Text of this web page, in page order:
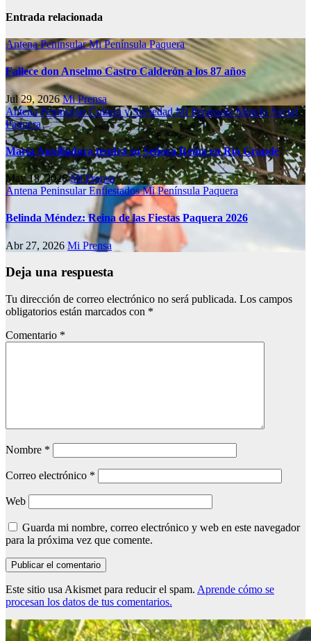
Entrada relacionada
Antena PeninsularMi PenínsulaPaquera
Fallece don Anselmo Castro Calderón a los 87 años
Jul 29, 2026Mi Prensa
Antena PeninsularCultura y SociedadMi PenínsulaMundo Social
Paquera
María Auxiliadora tendrá su Señora Reina en Río Grande
May 18, 2026Mi Prensa
Antena PeninsularEnfiestadosMi Península Paquera
Belinda Méndez: Reina de las Fiestas Paquera 2026
Abr 27, 2026 Mi Prensa
Deja una respuesta
Tu dirección de correo electrónico no será publicada. Los campos
obligatorios están marcados con *
Comentario *
Nombre *
Correo electrónico *
Web
Guarda mi nombre, correo electrónico y web en este navegador
para la próxima vez que comente.
Este sitio usa Akismet para reducir el spam. Aprende cómo se
procesan los datos de tus comentarios.